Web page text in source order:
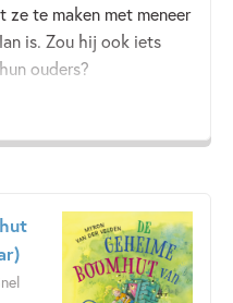
ze te maken met meneer
is. Zou hij ook iets
ouders?